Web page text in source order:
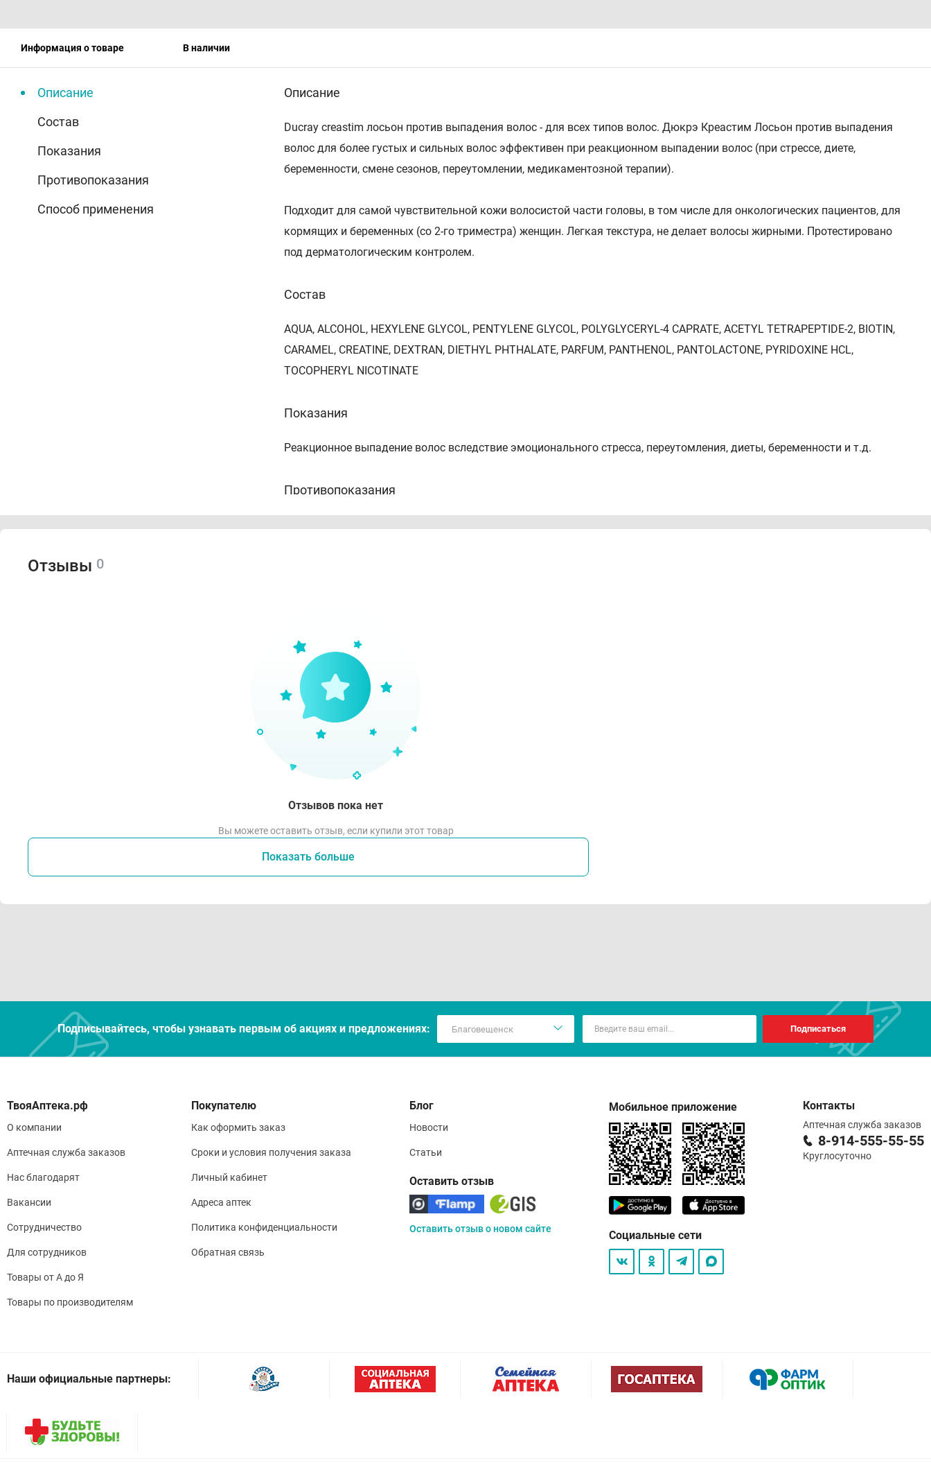
Информация о товаре В наличии
Описание
Состав
Показания
Противопоказания
Способ применения
Описание
Ducray creastim лосьон против выпадения волос - для всех типов волос. Дюкрэ Креастим Лосьон против выпадения
волос для более густых и сильных волос эффективен при реакционном выпадении волос (при стрессе, диете,
беременности, смене сезонов, переутомлении, медикаментозной терапии).
Подходит для самой чувствительной кожи волосистой части головы, в том числе для онкологических пациентов, для
кормящих и беременных (со 2-го триместра) женщин. Легкая текстура, не делает волосы жирными. Протестировано
под дерматологическим контролем.
Состав
AQUA, ALCOHOL, HEXYLENE GLYCOL, PENTYLENE GLYCOL, POLYGLYCERYL-4 CAPRATE, ACETYL TETRAPEPTIDE-2, BIOTIN,
CARAMEL, CREATINE, DEXTRAN, DIETHYL PHTHALATE, PARFUM, PANTHENOL, PANTOLACTONE, PYRIDOXINE HCL,
TOCOPHERYL NICOTINATE
Показания
Реакционное выпадение волос вследствие эмоционального стресса, переутомления, диеты, беременности и т.д.
Противопоказания
распределите средство на кожу для лучшего впитывания. 3 раза в неделю. Курс применения рассчитан на 2 месяца
применения.
Не смывать. Избегать контакта с глазами.
Отзывы 0
Отзывов пока нет
Вы можете оставить отзыв, если купили этот товар
Показать больше
Подписывайтесь, чтобы узнавать первым об акцияx и предложениях: Подписаться
О компании
Аптечная служба заказов
Нас благодарят
Вакансии
Сотрудничество
Для сотрудников
Товары от А до Я
Товары по производителям
Покупателю
Как оформить заказ
Сроки и условия получения заказа
Личный кабинет
Адреса аптек
Политика конфиденциальности
Обратная связь
Блог
Новости
Статьи
Оставить отзыв
Оставить отзыв о новом сайте
Мобильное приложение
Социальные сети
Контакты
Аптечная служба заказов
8-914-555-55-55
Круглосуточно
Наши официальные партнеры: